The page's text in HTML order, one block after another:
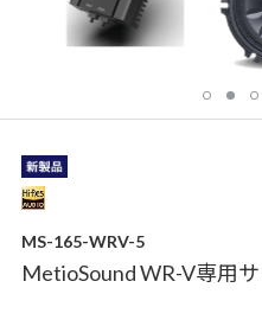
MS-165-WRV-5
MetioSound WR-V専用